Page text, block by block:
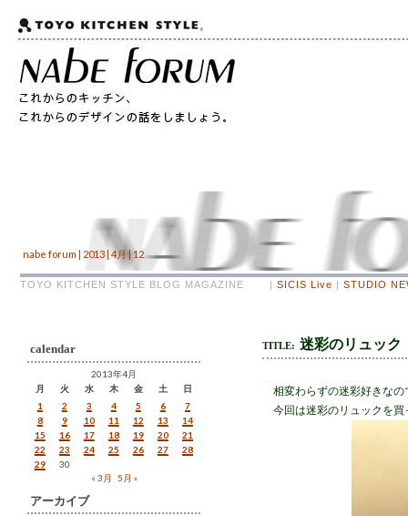
nabe forum | 2013 | 4月 | 12
TOYO KITCHEN STYLE BLOG MAGAZINE | SICIS Live | STUDIO
calendar
2013年4月
月
火 水 木 金 土
日
1
2 3 4 5 6
7
8
9 10 11 12 13
14
15
16 17 18 19 20
21
22
23 24 25 26 27
28
29
30
« 3月
5月 »
アーカイブ
TITLE: 迷彩のリュック
相変わらずの迷彩好きなの
今回は迷彩のリュックを買